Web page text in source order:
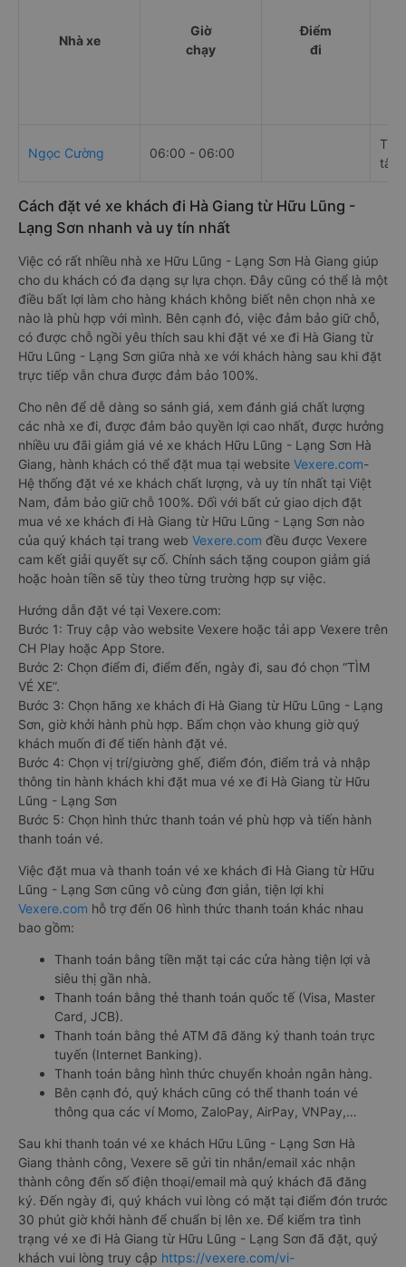
Nhà xe
Giờ
chạy
Điểm
đi
Ngọc Cường 06:00 - 06:00
tâm)
Cách đặt vé xe khách đi Hà Giang từ Hữu Lũng -
Lạng Sơn nhanh và uy tín nhất
Việc có rất nhiều nhà xe Hữu Lũng - Lạng Sơn Hà Giang giúp
cho du khách có đa dạng sự lựa chọn. Đây cũng có thể là một
điều bất lợi làm cho hàng khách không biết nên chọn nhà xe
nào là phù hợp với mình. Bên cạnh đó, việc đảm bảo giữ chỗ,
có được chỗ ngồi yêu thích sau khi đặt vé xe đi Hà Giang từ
Hữu Lũng - Lạng Sơn giữa nhà xe với khách hàng sau khi đặt
trực tiếp vẫn chưa được đảm bảo 100%.
Cho nên để dễ dàng so sánh giá, xem đánh giá chất lượng
các nhà xe đi, được đảm bảo quyền lợi cao nhất, được hưởng
nhiều ưu đãi giảm giá vé xe khách Hữu Lũng - Lạng Sơn Hà
Giang, hành khách có thể đặt mua tại website Vexere.com-
Hệ thống đặt vé xe khách chất lượng, và uy tín nhất tại Việt
Nam, đảm bảo giữ chỗ 100%. Đối với bất cứ giao dịch đặt
mua vé xe khách đi Hà Giang từ Hữu Lũng - Lạng Sơn nào
của quý khách tại trang web Vexere.com đều được Vexere
cam kết giải quyết sự cố. Chính sách tặng coupon giảm giá
hoặc hoàn tiền sẽ tùy theo từng trường hợp sự việc.
Hướng dẫn đặt vé tại Vexere.com:
Bước 1: Truy cập vào website Vexere hoặc tải app Vexere trên
CH Play hoặc App Store.
Bước 2: Chọn điểm đi, điểm đến, ngày đi, sau đó chọn “TÌM
VÉ XE”.
Bước 3: Chọn hãng xe khách đi Hà Giang từ Hữu Lũng - Lạng
Sơn, giờ khởi hành phù hợp. Bấm chọn vào khung giờ quý
khách muốn đi để tiến hành đặt vé.
Bước 4: Chọn vị trí/giường ghế, điểm đón, điểm trả và nhập
thông tin hành khách khi đặt mua vé xe đi Hà Giang từ Hữu
Lũng - Lạng Sơn
Bước 5: Chọn hình thức thanh toán vé phù hợp và tiến hành
thanh toán vé.
Việc đặt mua và thanh toán vé xe khách đi Hà Giang từ Hữu
Lũng - Lạng Sơn cũng vô cùng đơn giản, tiện lợi khi
Vexere.com hỗ trợ đến 06 hình thức thanh toán khác nhau
bao gồm:
Thanh toán bằng tiền mặt tại các cửa hàng tiện lợi và
siêu thị gần nhà.
Thanh toán bằng thẻ thanh toán quốc tế (Visa, Master
Card, JCB).
Thanh toán bằng thẻ ATM đã đăng ký thanh toán trực
tuyến (Internet Banking).
Thanh toán bằng hình thức chuyển khoản ngân hàng.
Bên cạnh đó, quý khách cũng có thể thanh toán vé
thông qua các ví Momo, ZaloPay, AirPay, VNPay,…
Sau khi thanh toán vé xe khách Hữu Lũng - Lạng Sơn Hà
Giang thành công, Vexere sẽ gửi tin nhắn/email xác nhận
thành công đến số điện thoại/email mà quý khách đã đăng
ký. Đến ngày đi, quý khách vui lòng có mặt tại điểm đón trước
30 phút giờ khởi hành để chuẩn bị lên xe. Để kiểm tra tình
trạng vé xe đi Hà Giang từ Hữu Lũng - Lạng Sơn đã đặt, quý
khách vui lòng truy cập https://vexere.com/vi-